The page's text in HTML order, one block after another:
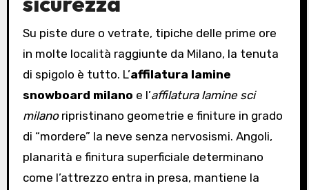
Su piste dure o vetrate, tipiche delle prime ore
in molte località raggiunte da Milano, la tenuta
di spigolo è tutto. L’affilatura lamine
snowboard milano e l’affilatura lamine sci
milanoripristinano geometrie e finiture in grado
di “mordere” la neve senza nervosismi. Angoli,
planarità e finitura superficiale determinano
come l’attrezzo entra in presa, mantiene la